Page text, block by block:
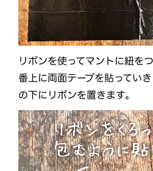
リボンを使ってマントに紐を
番上に両面テープを貼ってい
の下にリボンを置きます。